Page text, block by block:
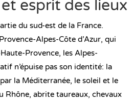
esprit des lieux
du sud-est de la France.
Alpes-Côte d’Azur, qui
Provence, les Alpes-
n’épuise pas son identité: la
la Méditerranée, le soleil et le
Rhône, abrite taureaux, chevaux